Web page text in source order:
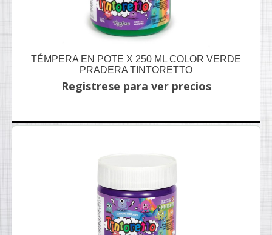
TÉMPERA EN POTE X 250 ML COLOR VERDE
PRADERA TINTORETTO
Registrese para ver precios